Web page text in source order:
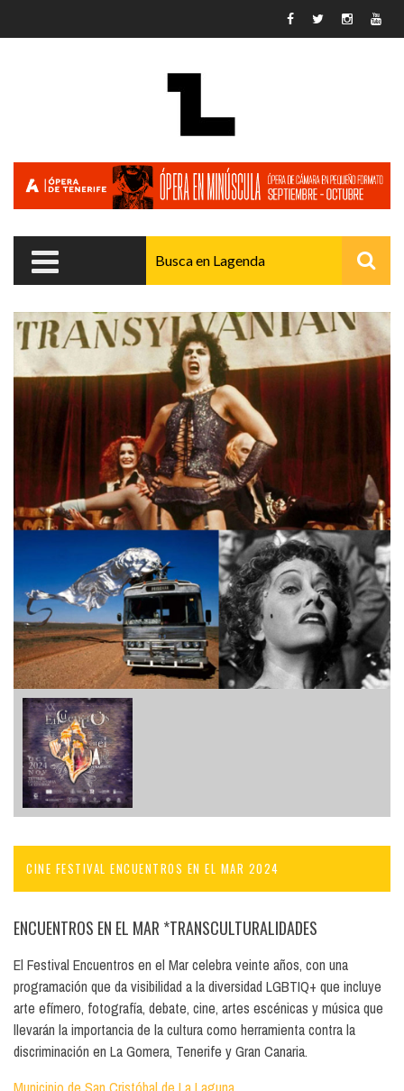
CINE FESTIVAL ENCUENTROS EN EL MAR 2024
ENCUENTROS EN EL MAR *TRANSCULTURALIDADES
El Festival Encuentros en el Mar celebra veinte años, con una
programación que da visibilidad a la diversidad LGBTIQ+ que incluye
arte efímero, fotografía, debate, cine, artes escénicas y música que
llevarán la importancia de la cultura como herramienta contra la
discriminación en La Gomera, Tenerife y Gran Canaria.